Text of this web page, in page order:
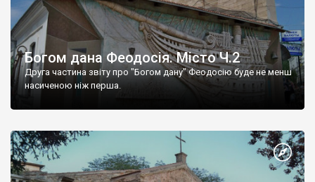
Богом дана Феодосія. Місто Ч.2
Друга частина звіту про "Богом дану" Феодосію буде не менш
насиченою ніж перша.